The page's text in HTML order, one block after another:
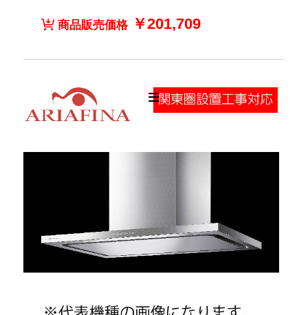
商品販売価格￥201,709